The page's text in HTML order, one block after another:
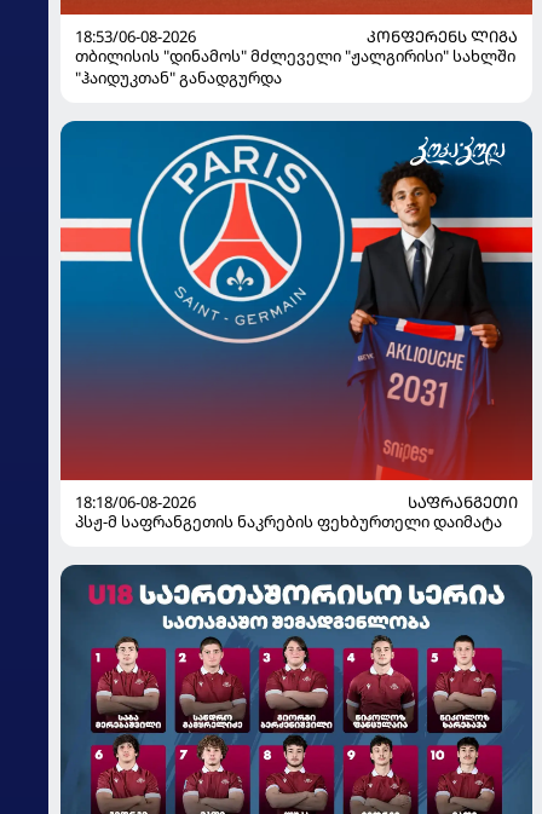
18:53/06-08-2026
ᲙᲝᲜᲤᲔᲠᲔᲜᲡ ᲚᲘᲒᲐ
თბილისის "დინამოს" მძლეველი "ჟალგირისი" სახლში
"ჰაიდუკთან" განადგურდა
18:18/06-08-2026
ᲡᲐᲤᲠᲐᲜᲒᲔᲗᲘ
პსჟ-მ საფრანგეთის ნაკრების ფეხბურთელი დაიმატა